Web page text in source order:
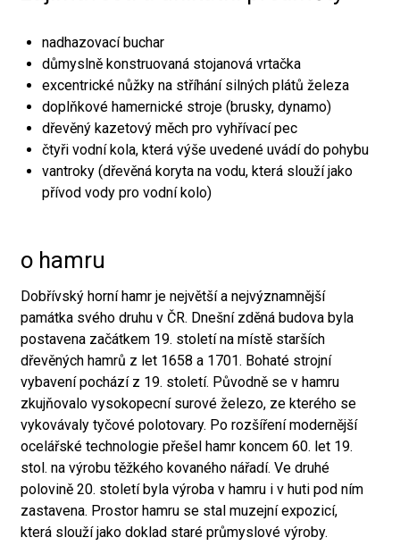
nadhazovací buchar
důmyslně konstruovaná stojanová vrtačka
excentrické nůžky na stříhání silných plátů železa
doplňkové hamernické stroje (brusky, dynamo)
dřevěný kazetový měch pro vyhřívací pec
čtyři vodní kola, která výše uvedené uvádí do pohybu
vantroky (dřevěná koryta na vodu, která slouží jako
přívod vody pro vodní kolo)
o hamru
Dobřívský horní hamr je největší a nejvýznamnější
památka svého druhu v ČR. Dnešní zděná budova byla
postavena začátkem 19. století na místě starších
dřevěných hamrů z let 1658 a 1701. Bohaté strojní
vybavení pochází z 19. století. Původně se v hamru
zkujňovalo vysokopecní surové železo, ze kterého se
vykovávaly tyčové polotovary. Po rozšíření modernější
ocelářské technologie přešel hamr koncem 60. let 19.
stol. na výrobu těžkého kovaného nářadí. Ve druhé
polovině 20. století byla výroba v hamru i v huti pod ním
zastavena. Prostor hamru se stal muzejní expozicí,
která slouží jako doklad staré průmyslové výroby.